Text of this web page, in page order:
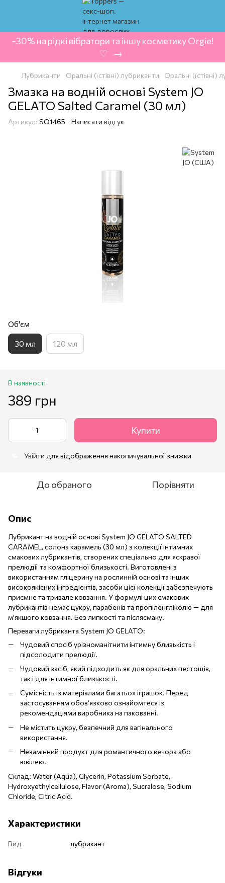
-30% на рідкі вібратори та іншу косметику Orgie!
‍ ♡ ‍ → ‍
Лубриканти Оральні (їстівні) лубриканти Оральні
Змазка на водній основі System JO
GELATO Salted Caramel (30 мл)
Артикул: SO1465 Написати відгук
Об'єм
30 мл 120 мл
В наявності
389 грн
Купити
Увійти для відображення накопичувальної знижки
До обраного Порівняти
Опис
Лубрикант на водній основі System JO GELATO SALTED
CARAMEL, солона карамель (30 мл) з колекції інтимних
смакових лубрикантів, створених спеціально для яскравої
прелюдії та комфортної близькості. Виготовлені з
використанням гліцерину на рослинній основі та інших
високоякісних інгредієнтів, засоби цієї колекції забезпечують
приємне та тривале ковзання. У формулі цих смакових
лубрикантів немає цукру, парабенів та пропіленгліколю — для
м’якшого ковзання. Без липкості та післясмаку.
Переваги лубриканта System JO GELATO:
Чудовий спосіб урізноманітнити інтимну близькість і
підсолодити прелюдії.
Чудовий засіб, який підходить як для оральних пестощів,
так і для інтимної близькості.
Сумісність із матеріалами багатьох іграшок. Перед
застосуванням обов’язково ознайомтеся із
рекомендаціями виробника на пакованні.
Не містить цукру, безпечний для вагінального
використання.
Незамінний продукт для романтичного вечора або
ювілею.
Склад: Water (Aqua), Glycerin, Potassium Sorbate,
Hydroxyethylcellulose, Flavor (Aroma), Sucralose, Sodium
Chloride, Citric Acid.
Характеристики
Вид лубрикант
Відгуки